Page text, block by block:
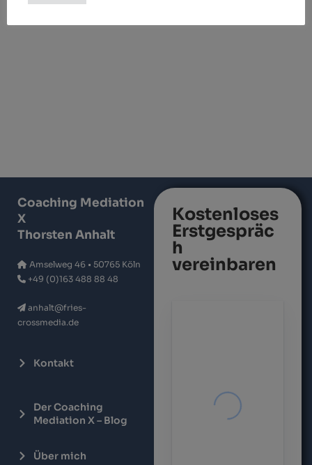
Coaching Mediation
X
Thorsten Anhalt
Amselweg 46 • 50765 Köln
+49 (0)163 488 88 48
anhalt@fries-
crossmedia.de
Kontakt
Der Coaching
Mediation X – Blog
Über mich
Kostenloses
Erstgespräc
h
vereinbaren